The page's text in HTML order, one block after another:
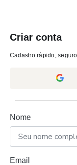
Criar conta
Cadastro rápido,
Nome
Email